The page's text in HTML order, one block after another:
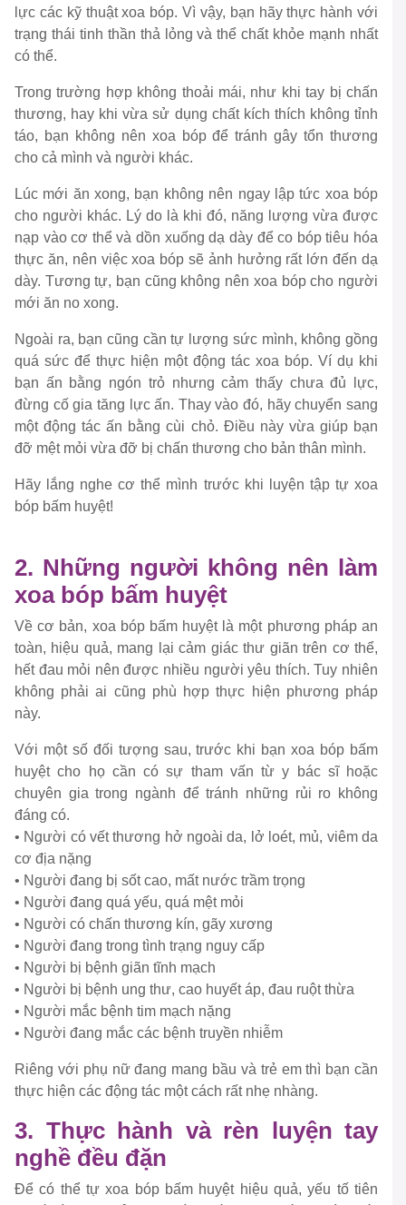
lực các kỹ thuật xoa bóp. Vì vậy, bạn hãy thực hành với
trạng thái tinh thần thả lỏng và thể chất khỏe mạnh nhất
có thể.
Trong trường hợp không thoải mái, như khi tay bị chấn
thương, hay khi vừa sử dụng chất kích thích không tỉnh
táo, bạn không nên xoa bóp để tránh gây tổn thương
cho cả mình và người khác.
Lúc mới ăn xong, bạn không nên ngay lập tức xoa bóp
cho người khác. Lý do là khi đó, năng lượng vừa được
nạp vào cơ thể và dồn xuống dạ dày để co bóp tiêu hóa
thực ăn, nên việc xoa bóp sẽ ảnh hưởng rất lớn đến dạ
dày. Tương tự, bạn cũng không nên xoa bóp cho người
mới ăn no xong.
Ngoài ra, bạn cũng cần tự lượng sức mình, không gồng
quá sức để thực hiện một động tác xoa bóp. Ví dụ khi
bạn ấn bằng ngón trỏ nhưng cảm thấy chưa đủ lực,
đừng cố gia tăng lực ấn. Thay vào đó, hãy chuyển sang
một động tác ấn bằng cùi chỏ. Điều này vừa giúp bạn
đỡ mệt mỏi vừa đỡ bị chấn thương cho bản thân mình.
Hãy lắng nghe cơ thể mình trước khi luyện tập tự xoa
bóp bấm huyệt!
2. Những người không nên làm
xoa bóp bấm huyệt
Về cơ bản, xoa bóp bấm huyệt là một phương pháp an
toàn, hiệu quả, mang lại cảm giác thư giãn trên cơ thể,
hết đau mỏi nên được nhiều người yêu thích. Tuy nhiên
không phải ai cũng phù hợp thực hiện phương pháp
này.
Với một số đối tượng sau, trước khi bạn xoa bóp bấm
huyệt cho họ cần có sự tham vấn từ y bác sĩ hoặc
chuyên gia trong ngành để tránh những rủi ro không
đáng có.
• Người có vết thương hở ngoài da, lở loét, mủ, viêm da
cơ địa nặng
• Người đang bị sốt cao, mất nước trầm trọng
• Người đang quá yếu, quá mệt mỏi
• Người có chấn thương kín, gãy xương
• Người đang trong tình trạng nguy cấp
• Người bị bệnh giãn tĩnh mạch
• Người bị bệnh ung thư, cao huyết áp, đau ruột thừa
• Người mắc bệnh tim mạch nặng
• Người đang mắc các bệnh truyền nhiễm
Riêng với phụ nữ đang mang bầu và trẻ em thì bạn cần
thực hiện các động tác một cách rất nhẹ nhàng.
3. Thực hành và rèn luyện tay
nghề đều đặn
Để có thể tự xoa bóp bấm huyệt hiệu quả, yếu tố tiên